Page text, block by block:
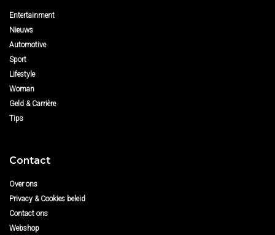
Entertainment
Nieuws
Automotive
Sport
Lifestyle
Woman
Geld & Carrière
Tips
Contact
Over ons
Privacy & Cookies beleid
Contact ons
Webshop